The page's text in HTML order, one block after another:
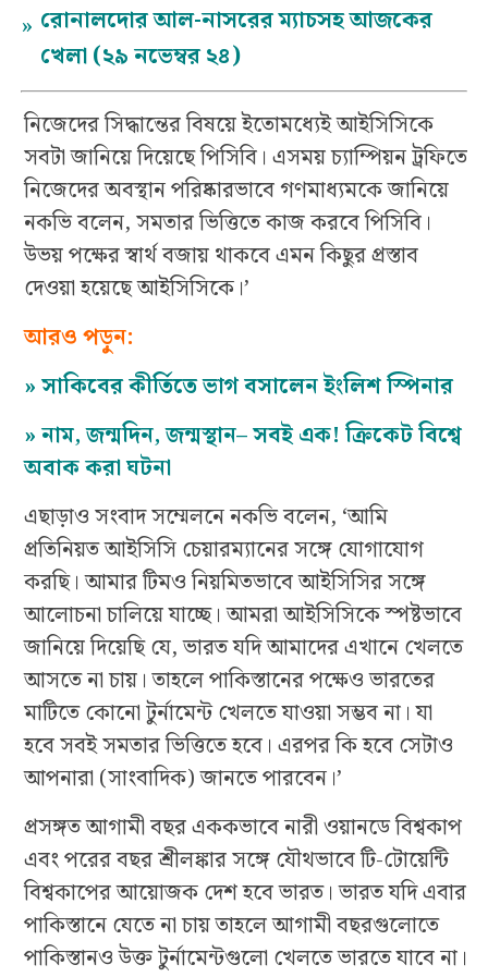
» রোনালদোর আল-নাসরের ম্যাচসহ আজকের
খেলা (২৯ নভেম্বর ২৪)
নিজেদের সিদ্ধান্তের বিষয়ে ইতোমধ্যেই আইসিসিকে
সবটা জানিয়ে দিয়েছে পিসিবি। এসময় চ্যাম্পিয়ন ট্রফিতে
নিজেদের অবস্থান পরিষ্কারভাবে গণমাধ্যমকে জানিয়ে
নকভি বলেন, সমতার ভিত্তিতে কাজ করবে পিসিবি।
উভয় পক্ষের স্বার্থ বজায় থাকবে এমন কিছুর প্রস্তাব
দেওয়া হয়েছে আইসিসিকে।’
আরও পড়ুন:
»সাকিবের কীর্তিতে ভাগ বসালেন ইংলিশ স্পিনার
»নাম, জন্মদিন, জন্মস্থান– সবই এক! ক্রিকেট বিশ্বে
অবাক করা ঘটনা
এছাড়াও সংবাদ সম্মেলনে নকভি বলেন, ‘আমি
প্রতিনিয়ত আইসিসি চেয়ারম্যানের সঙ্গে যোগাযোগ
করছি। আমার টিমও নিয়মিতভাবে আইসিসির সঙ্গে
আলোচনা চালিয়ে যাচ্ছে। আমরা আইসিসিকে স্পষ্টভাবে
জানিয়ে দিয়েছি যে, ভারত যদি আমাদের এখানে খেলতে
আসতে না চায়। তাহলে পাকিস্তানের পক্ষেও ভারতের
মাটিতে কোনো টুর্নামেন্ট খেলতে যাওয়া সম্ভব না। যা
হবে সবই সমতার ভিত্তিতে হবে। এরপর কি হবে সেটাও
আপনারা (সাংবাদিক) জানতে পারবেন।’
প্রসঙ্গত আগামী বছর এককভাবে নারী ওয়ানডে বিশ্বকাপ
এবং পরের বছর শ্রীলঙ্কার সঙ্গে যৌথভাবে টি-টোয়েন্টি
বিশ্বকাপের আয়োজক দেশ হবে ভারত। ভারত যদি এবার
পাকিস্তানে যেতে না চায় তাহলে আগামী বছরগুলোতে
পাকিস্তানও উক্ত টুর্নামেন্টগুলো খেলতে ভারতে যাবে না।